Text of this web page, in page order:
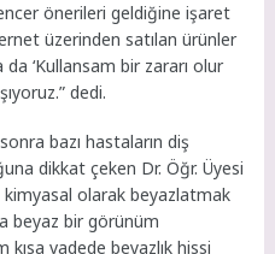
önerileri geldiğine işaret
üzerinden satılan ürünler
da ‘Kullansam bir zararı olur
dedi.
bazı hastaların diş
dikkat çeken Dr. Öğr. Üyesi
kimyasal olarak beyazlatmak
beyaz bir görünüm
kısa vadede beyazlık hissi